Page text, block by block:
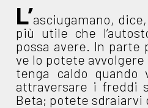
L’asciugamano,
più utile che
possa avere. In parte
ve lo potete
tenga caldo quando
attraversare i freddi
Beta; potete sdraiarvi